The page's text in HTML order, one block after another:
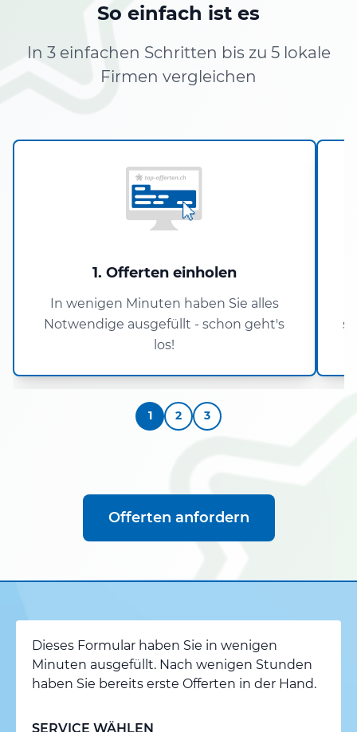
So einfach ist es
In 3 einfachen Schritten bis zu 5 lokale
Firmen vergleichen
1. Offerten einholen
In wenigen Minuten haben Sie alles
Notwendige ausgefüllt - schon geht's
los!
1 2 3
Offerten anfordern
Dieses Formular haben Sie in wenigen
Minuten ausgefüllt. Nach wenigen Stunden
haben Sie bereits erste Offerten in der Hand.
SERVICE WÄHLEN